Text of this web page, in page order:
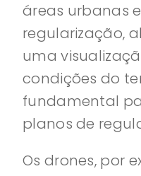
áreas urbanas
regularização,
uma
condições do
fundamental
planos de
Os drones, por